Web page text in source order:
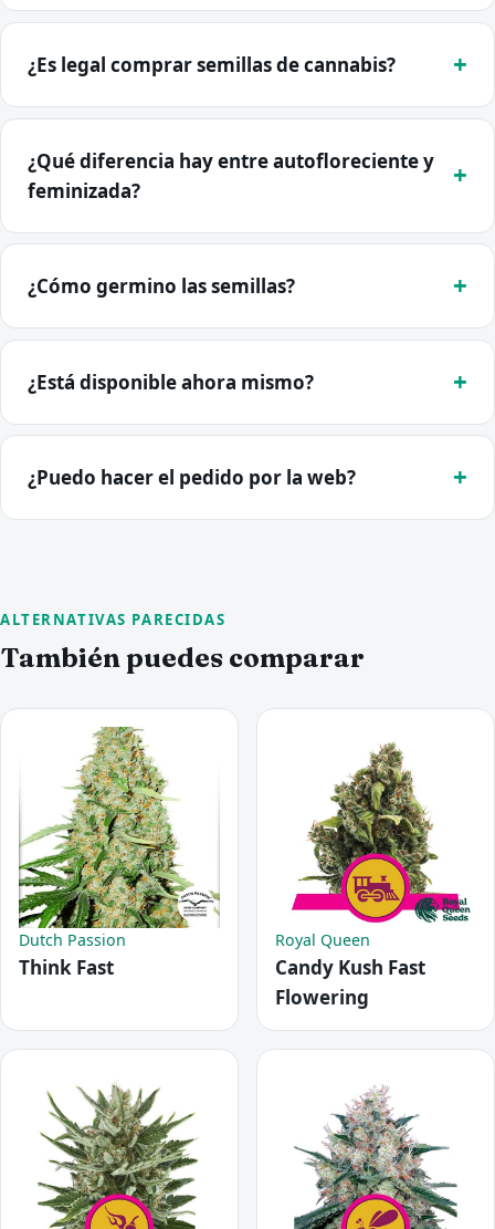
¿Es legal comprar semillas de cannabis?
¿Qué diferencia hay entre autofloreciente y
feminizada?
¿Cómo germino las semillas?
¿Está disponible ahora mismo?
¿Puedo hacer el pedido por la web?
ALTERNATIVAS PARECIDAS
También puedes comparar
Dutch Passion
Think Fast
Royal Queen
Candy Kush Fast
Flowering